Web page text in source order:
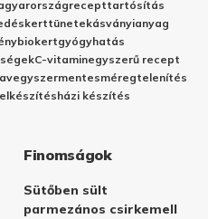
recepttartósítás
kerttünetekásványianyag
biokertgyógyhatás
C-vitaminegyszerű recept
vegyszermentesméregtelenítés
elkészítésházi készítés
Finomságok
Sütőben sült
parmezános csirkemell